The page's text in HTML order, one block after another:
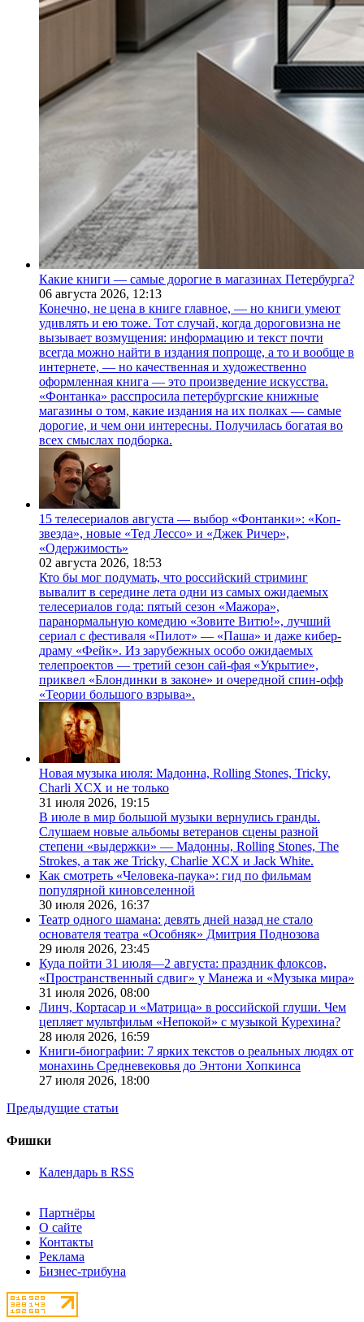
Какие книги — самые дорогие в магазинах Петербурга?
06 августа 2026, 12:13
Конечно, не цена в книге главное, — но книги умеют
удивлять и ею тоже. Тот случай, когда дороговизна не
вызывает возмущения: информацию и текст почти
всегда можно найти в издания попроще, а то и вообще в
интернете, — но качественная и художественно
оформленная книга — это произведение искусства.
«Фонтанка» расспросила петербургские книжные
магазины о том, какие издания на их полках — самые
дорогие, и чем они интересны. Получилась богатая во
всех смыслах подборка.
15 телесериалов августа — выбор «Фонтанки»: «Коп-
звезда», новые «Тед Лессо» и «Джек Ричер»,
«Одержимость»
02 августа 2026, 18:53
Кто бы мог подумать, что российский стриминг
вывалит в середине лета одни из самых ожидаемых
телесериалов года: пятый сезон «Мажора»,
паранормальную комедию «Зовите Витю!», лучший
сериал с фестиваля «Пилот» — «Паша» и даже кибер-
драму «Фейк». Из зарубежных особо ожидаемых
телепроектов — третий сезон сай-фая «Укрытие»,
приквел «Блондинки в законе» и очередной спин-офф
«Теории большого взрыва».
Новая музыка июля: Мадонна, Rolling Stones, Tricky,
Charli XCX и не только
31 июля 2026, 19:15
В июле в мир большой музыки вернулись гранды.
Слушаем новые альбомы ветеранов сцены разной
степени «выдержки» — Мадонны, Rolling Stones, The
Strokes, а так же Tricky, Charlie XCX и Jack White.
Как смотреть «Человека-паука»: гид по фильмам
популярной киновселенной
30 июля 2026, 16:37
Театр одного шамана: девять дней назад не стало
основателя театра «Особняк» Дмитрия Поднозова
29 июля 2026, 23:45
Куда пойти 31 июля—2 августа: праздник флоксов,
«Пространственный сдвиг» у Манежа и «Музыка мира»
31 июля 2026, 08:00
Линч, Кортасар и «Матрица» в российской глуши. Чем
цепляет мультфильм «Непокой» с музыкой Курехина?
28 июля 2026, 16:59
Книги-биографии: 7 ярких текстов о реальных людях от
монахинь Средневековья до Энтони Хопкинса
27 июля 2026, 18:00
Предыдущие статьи
Фишки
Календарь в RSS
Партнёры
О сайте
Контакты
Реклама
Бизнес-трибуна